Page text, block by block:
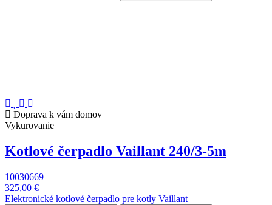
Doprava k vám domov
Vykurovanie
Kotlové čerpadlo Vaillant 240/3-5m
10030669
325,00 €
Elektronické kotlové čerpadlo pre kotly Vaillant